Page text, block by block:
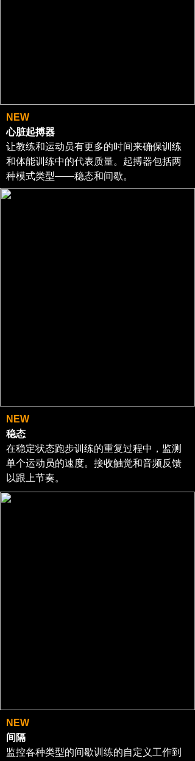
NEW
心脏起搏器
让教练和运动员有更多的时间来确保训练
和体能训练中的代表质量。起搏器包括两
种模式类型——稳态和间歇。
NEW
稳态
在稳定状态跑步训练的重复过程中，监测
单个运动员的速度。接收触觉和音频反馈
以跟上节奏。
NEW
间隔
监控各种类型的间歇训练的自定义工作到